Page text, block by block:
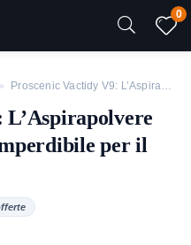
0
» Proscenic Vactidy V9: L’Aspirapolvere Ciclonico in Offerta Imperdibile per il Cyber Monday!
L’Aspirapolvere
per il